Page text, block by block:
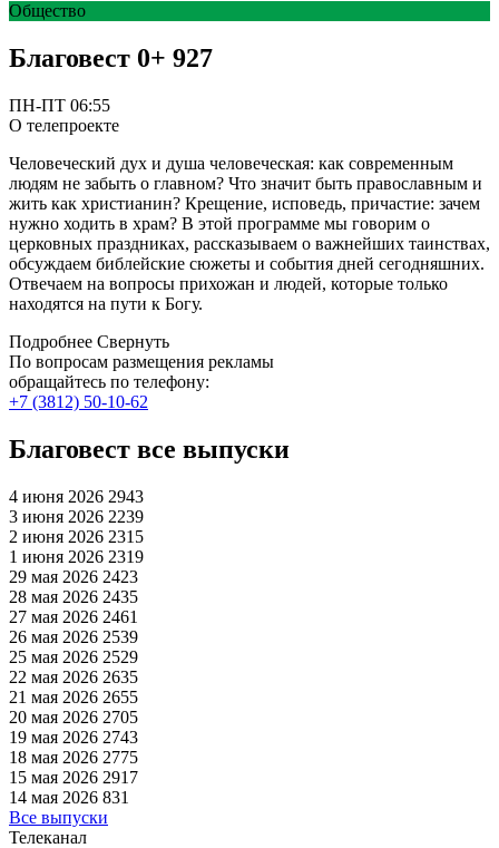
Общество
Благовест 0+ 927
ПН-ПТ 06:55
О телепроекте
Человеческий дух и душа человеческая: как современным
людям не забыть о главном? Что значит быть православным и
жить как христианин? Крещение, исповедь, причастие: зачем
нужно ходить в храм? В этой программе мы говорим о
церковных праздниках, рассказываем о важнейших таинствах,
обсуждаем библейские сюжеты и события дней сегодняшних.
Отвечаем на вопросы прихожан и людей, которые только
находятся на пути к Богу.
Подробнее Свернуть
По вопросам размещения рекламы
обращайтесь по телефону:
+7 (3812) 50-10-62
Благовест все выпуски
4 июня 2026 2943
3 июня 2026 2239
2 июня 2026 2315
1 июня 2026 2319
29 мая 2026 2423
28 мая 2026 2435
27 мая 2026 2461
26 мая 2026 2539
25 мая 2026 2529
22 мая 2026 2635
21 мая 2026 2655
20 мая 2026 2705
19 мая 2026 2743
18 мая 2026 2775
15 мая 2026 2917
14 мая 2026 831
Все выпуски
Телеканал